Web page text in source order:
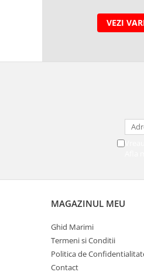
VEZI
MAGAZINUL MEU
Ghid Marimi
Termeni si Conditii
Politica de
Contact